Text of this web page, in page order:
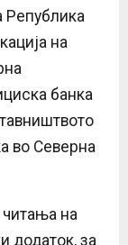
Република
на
банка
во Северна
читања на
додаток, за